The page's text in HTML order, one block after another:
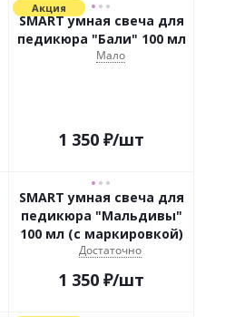
Акция
SMART умная свеча для
педикюра "Бали" 100 мл
Мало
1 350 ₽/шт
SMART умная свеча для
педикюра "Мальдивы"
100 мл (с маркировкой)
Достаточно
1 350 ₽/шт